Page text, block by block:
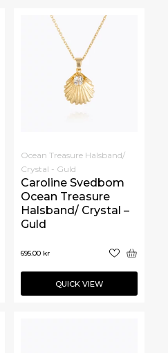
Ocean Treasure Halsband/
Crystal - Guld
Caroline Svedbom
Ocean Treasure
Halsband/ Crystal –
Guld
695.00 kr
QUICK VIEW